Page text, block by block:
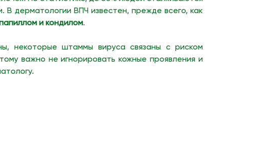
В дерматологии ВПЧ известен, прежде всего, как
и кондилом.
некоторые штаммы вируса связаны с риском
важно не игнорировать кожные проявления и